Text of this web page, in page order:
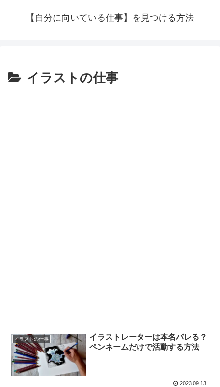
【自分に向いている仕事】を見つける方法
イラストの仕事
イラストの仕事
イラストレーターは本名バレる？
ペンネームだけで活動する方法
2023.09.13